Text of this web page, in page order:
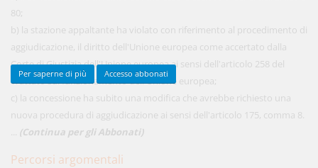
80;
b) la stazione appaltante ha violato con riferimento al procedimento di
aggiudicazione, il diritto dell'Unione europea come accertato dalla
Corte di Giustizia dell'Unione europea ai sensi dell'articolo 258 del
Trattato sul funzionamento dell'Unione europea;
c) la concessione ha subito una modifica che avrebbe richiesto una
nuova procedura di aggiudicazione ai sensi dell'articolo 175, comma 8.
(Continua per gli Abbonati)
Percorsi argomentali
Acquista ora
Per saperne di più Accesso abbonati